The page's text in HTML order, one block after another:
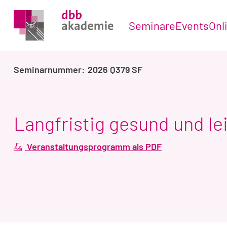
SeminareEvents
2026 Q379 SF
Langfristig gesund und
Veranstaltungsprogramm als PDF